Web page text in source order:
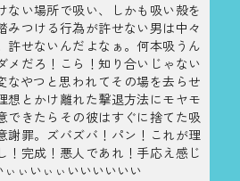
ない場所で吸い、しかも吸い殻を
みつける行為が許せない男は中々
許せないんだよなぁ。何本吸うん
メだろ！こら！知り合いじゃない
やつと思われてその場を去らせ
想とかけ離れた撃退方法にモヤモ
できたらその彼はすぐに捨てた吸
謝罪。ズバズバ！パン！これが理
！完成！悪人であれ！手応え感じ
ぃいぃぃいいいいいい